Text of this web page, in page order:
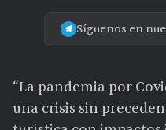
Síguenos en
“La pandemia por
una crisis sin